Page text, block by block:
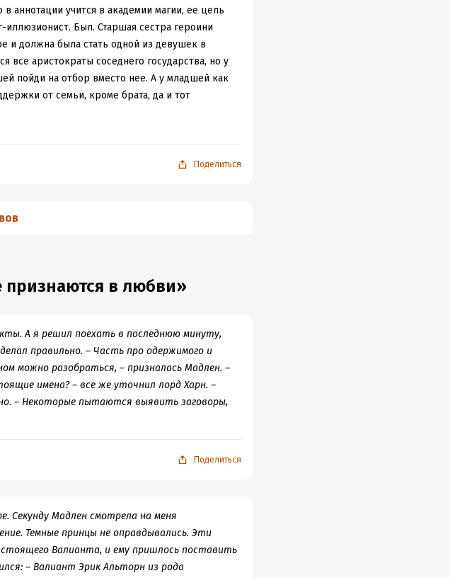
аннотации учится в академии магии, ее цель
иллюзионист. Был. Старшая сестра героини
и должна была стать одной из девушек в
все аристократы соседнего государства, но у
пойди на отбор вместо нее. А у младшей как
от семьи, кроме брата, да и тот
там она встретит его, того самого
а помимо этого наши отважные герои
а не мужчина, он буквально решит все ваши
из цикла воспринимать не мешало, но вот
знакомыми, то может и читаться будет
хотя я предпочитаю чтобы чтицы
Поделиться
в любви»
А я решил поехать в последнюю минуту,
правильно. – Часть про одержимого и
можно разобраться, – призналась Мадлен. –
имена? – все же уточнил лорд Харн. –
– Некоторые пытаются выявить заговоры,
Поделиться
Секунду Мадлен смотрела на меня
Темные принцы не оправдывались. Эти
Валианта, и ему пришлось поставить
– Валиант Эрик Альторн из рода